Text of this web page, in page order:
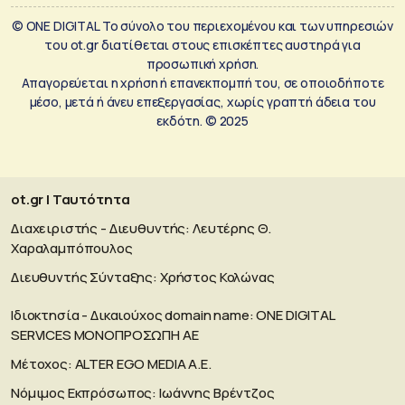
© ONE DIGITAL Το σύνολο του περιεχομένου και των υπηρεσιών
του ot.gr διατίθεται στους επισκέπτες αυστηρά για
προσωπική χρήση.
Απαγορεύεται η χρήση ή επανεκπομπή του, σε οποιοδήποτε
μέσο, μετά ή άνευ επεξεργασίας, χωρίς γραπτή άδεια του
εκδότη. © 2025
ot.gr | Ταυτότητα
Διαχειριστής - Διευθυντής: Λευτέρης Θ.
Χαραλαμπόπουλος
Διευθυντής Σύνταξης: Χρήστος Κολώνας
Ιδιοκτησία - Δικαιούχος domain name: ΟΝΕ DIGITAL
SERVICES MONOΠΡΟΣΩΠΗ ΑΕ
Μέτοχος: ALTER EGO MEDIA A.E.
Νόμιμος Εκπρόσωπος: Ιωάννης Βρέντζος